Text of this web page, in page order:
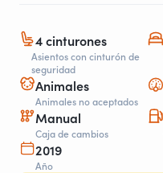
4 cinturones
Asientos con cinturón de
seguridad
Animales
Animales no aceptados
Manual
Caja de cambios
2019
Año